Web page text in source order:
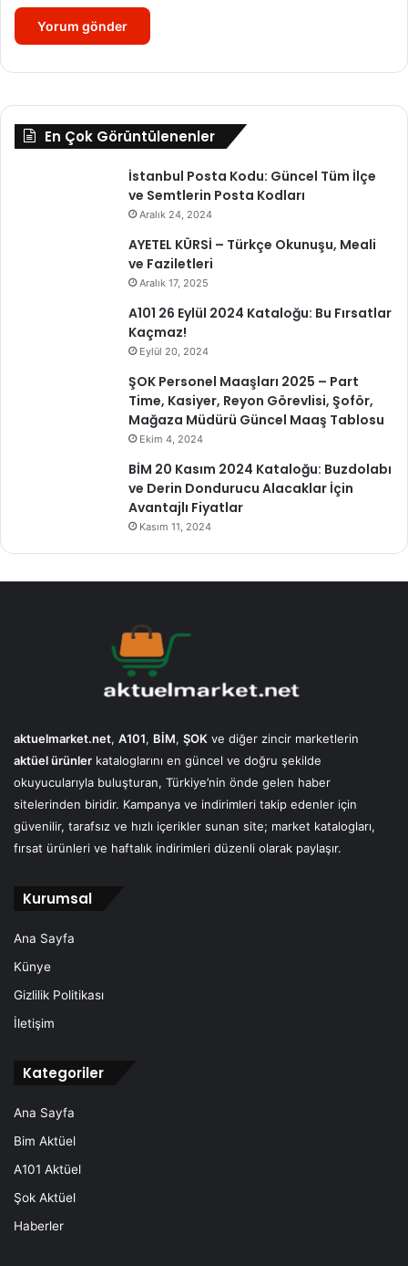
En Çok Görüntülenenler
İstanbul Posta Kodu: Güncel Tüm İlçe
ve Semtlerin Posta Kodları
Aralık 24, 2024
AYETEL KÜRSİ – Türkçe Okunuşu, Meali
ve Faziletleri
Aralık 17, 2025
A101 26 Eylül 2024 Kataloğu: Bu Fırsatlar
Kaçmaz!
Eylül 20, 2024
ŞOK Personel Maaşları 2025 – Part
Time, Kasiyer, Reyon Görevlisi, Şoför,
Mağaza Müdürü Güncel Maaş Tablosu
Ekim 4, 2024
BİM 20 Kasım 2024 Kataloğu: Buzdolabı
ve Derin Dondurucu Alacaklar İçin
Avantajlı Fiyatlar
Kasım 11, 2024
aktuelmarket.net, A101, BİM, ŞOK ve diğer zincir marketlerin
aktüel ürünler kataloglarını en güncel ve doğru şekilde
okuyucularıyla buluşturan, Türkiye’nin önde gelen haber
sitelerinden biridir. Kampanya ve indirimleri takip edenler için
güvenilir, tarafsız ve hızlı içerikler sunan site; market katalogları,
fırsat ürünleri ve haftalık indirimleri düzenli olarak paylaşır.
Kurumsal
Ana Sayfa
Künye
Gizlilik Politikası
İletişim
Kategoriler
Ana Sayfa
Bim Aktüel
A101 Aktüel
Şok Aktüel
Haberler